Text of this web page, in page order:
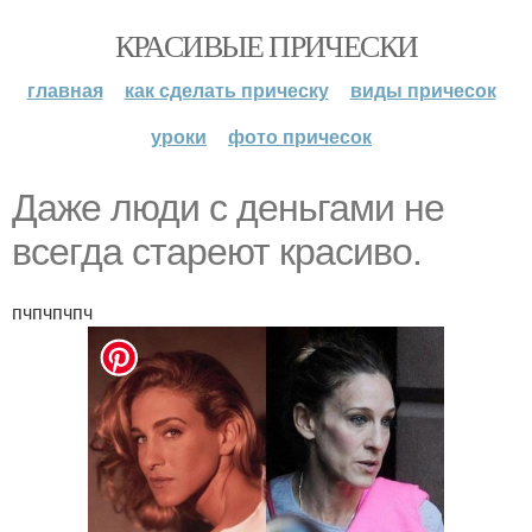
КРАСИВЫЕ ПРИЧЕСКИ
главная как сделать прическу
виды причесок
уроки
фото причесок
Даже люди с деньгами не
всегда стареют красиво.
пчпчпчпч